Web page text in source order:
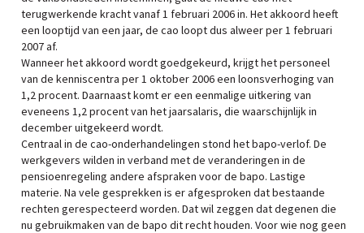
terugwerkende kracht vanaf 1 februari 2006 in. Het akkoord heeft
een looptijd van een jaar, de cao loopt dus alweer per 1 februari
2007 af.
Wanneer het akkoord wordt goedgekeurd, krijgt het personeel
van de kenniscentra per 1 oktober 2006 een loonsverhoging van
1,2 procent. Daarnaast komt er een eenmalige uitkering van
eveneens 1,2 procent van het jaarsalaris, die waarschijnlijk in
december uitgekeerd wordt.
Centraal in de cao-onderhandelingen stond het bapo-verlof. De
werkgevers wilden in verband met de veranderingen in de
pensioenregeling andere afspraken voor de bapo. Lastige
materie. Na vele gesprekken is er afgesproken dat bestaande
rechten gerespecteerd worden. Dat wil zeggen dat degenen die
nu gebruikmaken van de bapo dit recht houden. Voor wie nog geen